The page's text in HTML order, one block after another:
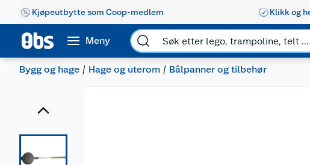
Kjøpeutbytte som Coop-medlem Klikk og
Meny
Bygg og hage Hage og uterom Bålpanner og tilbehør